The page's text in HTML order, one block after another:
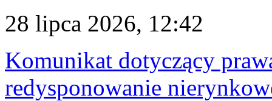
28 lipca 2026, 12:42
Komunikat dotyczący
redysponowanie